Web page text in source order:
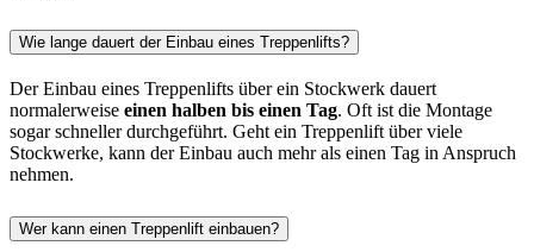
Wie lange dauert der Einbau eines Treppenlifts?
Der Einbau eines Treppenlifts über ein Stockwerk dauert
normalerweise einen halben bis einen Tag. Oft ist die Montage
sogar schneller durchgeführt. Geht ein Treppenlift über viele
Stockwerke, kann der Einbau auch mehr als einen Tag in Anspruch
nehmen.
Wer kann einen Treppenlift einbauen?